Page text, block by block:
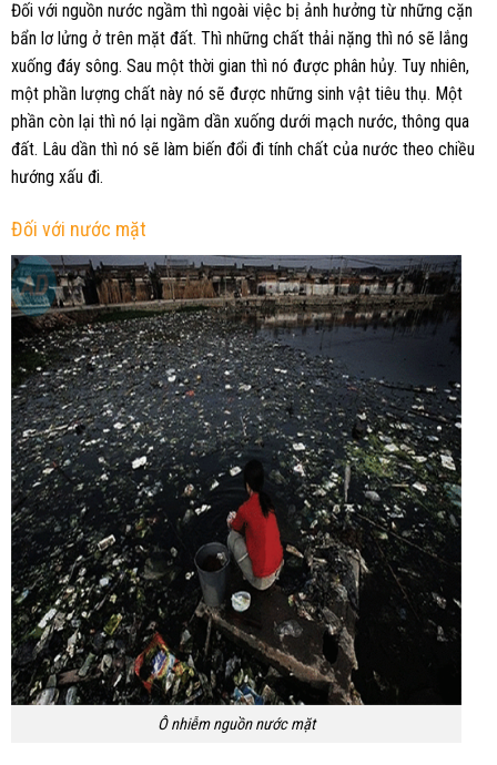
Đối với nguồn nước ngầm thì ngoài việc bị ảnh hưởng từ những cặn
bẩn lơ lửng ở trên mặt đất. Thì những chất thải nặng thì nó sẽ lắng
xuống đáy sông. Sau một thời gian thì nó được phân hủy. Tuy nhiên,
một phần lượng chất này nó sẽ được những sinh vật tiêu thụ. Một
phần còn lại thì nó lại ngầm dần xuống dưới mạch nước, thông qua
đất. Lâu dần thì nó sẽ làm biến đổi đi tính chất của nước theo chiều
hướng xấu đi.
Đối với nước mặt
Ô nhiễm nguồn nước mặt